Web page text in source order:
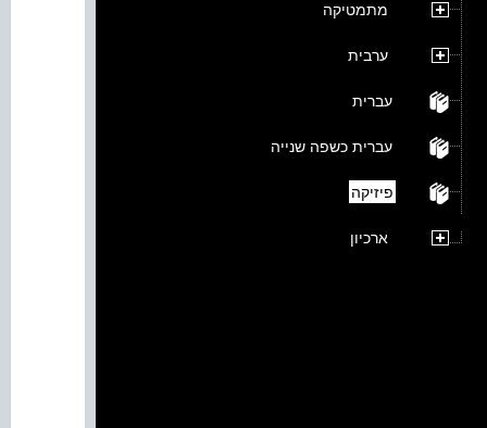
מתמטיקה
ערבית
עברית
עברית כשפה שנייה
פיזיקה
ארכיון